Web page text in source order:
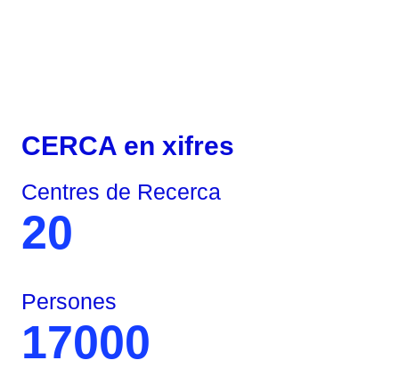
CERCA en xifres
Centres de Recerca
20
Persones
17000